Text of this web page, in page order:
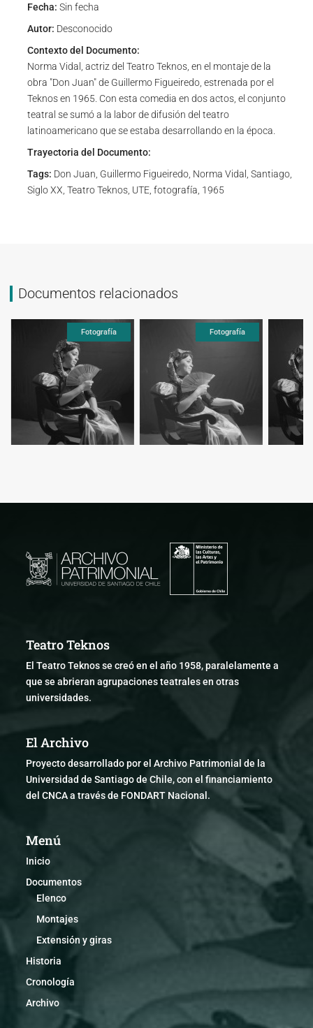
Fecha: Sin fecha
Autor: Desconocido
Contexto del Documento:
Norma Vidal, actriz del Teatro Teknos, en el montaje de la
obra "Don Juan" de Guillermo Figueiredo, estrenada por el
Teknos en 1965. Con esta comedia en dos actos, el conjunto
teatral se sumó a la labor de difusión del teatro
latinoamericano que se estaba desarrollando en la época.
Trayectoria del Documento:
Tags: Don Juan, Guillermo Figueiredo, Norma Vidal, Santiago,
Siglo XX, Teatro Teknos, UTE, fotografía, 1965
Documentos relacionados
Fotografía Fotografía
Teatro Teknos
El Teatro Teknos se creó en el año 1958, paralelamente a
que se abrieran agrupaciones teatrales en otras
universidades.
El Archivo
Proyecto desarrollado por el Archivo Patrimonial de la
Universidad de Santiago de Chile, con el financiamiento
del CNCA a través de FONDART Nacional.
Menú
Inicio
Documentos
Elenco
Montajes
Extensión y giras
Historia
Cronología
Archivo